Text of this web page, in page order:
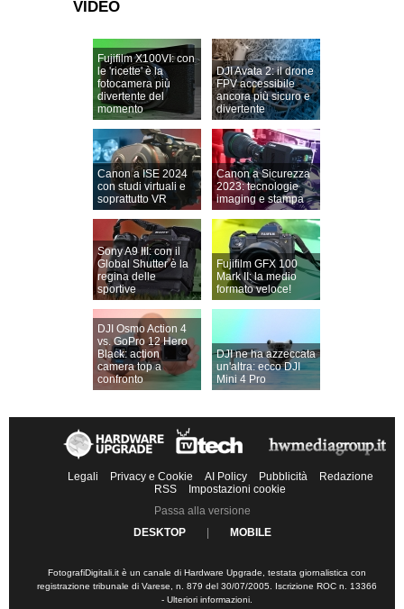
VIDEO
Fujifilm X100VI: con
le 'ricette' è la
fotocamera più
divertente del
momento
DJI Avata 2: il drone
FPV accessibile
ancora più sicuro e
divertente
Canon a ISE 2024
con studi virtuali e
soprattutto VR
Canon a Sicurezza
2023: tecnologie
imaging e stampa
Sony A9 III: con il
Global Shutter è la
regina delle
sportive
Fujifilm GFX 100
Mark II: la medio
formato veloce!
DJI Osmo Action 4
vs. GoPro 12 Hero
Black: action
camera top a
confronto
DJI ne ha azzeccata
un'altra: ecco DJI
Mini 4 Pro
Legali Privacy e Cookie AI Policy Pubblicità
Redazione
RSS
Impostazioni cookie
Passa alla versione
DESKTOP
MOBILE
FotografiDigitali.it è un canale di Hardware Upgrade, testata giornalistica con
registrazione tribunale di Varese, n. 879 del 30/07/2005. Iscrizione ROC n. 13366
- Ulteriori informazioni.